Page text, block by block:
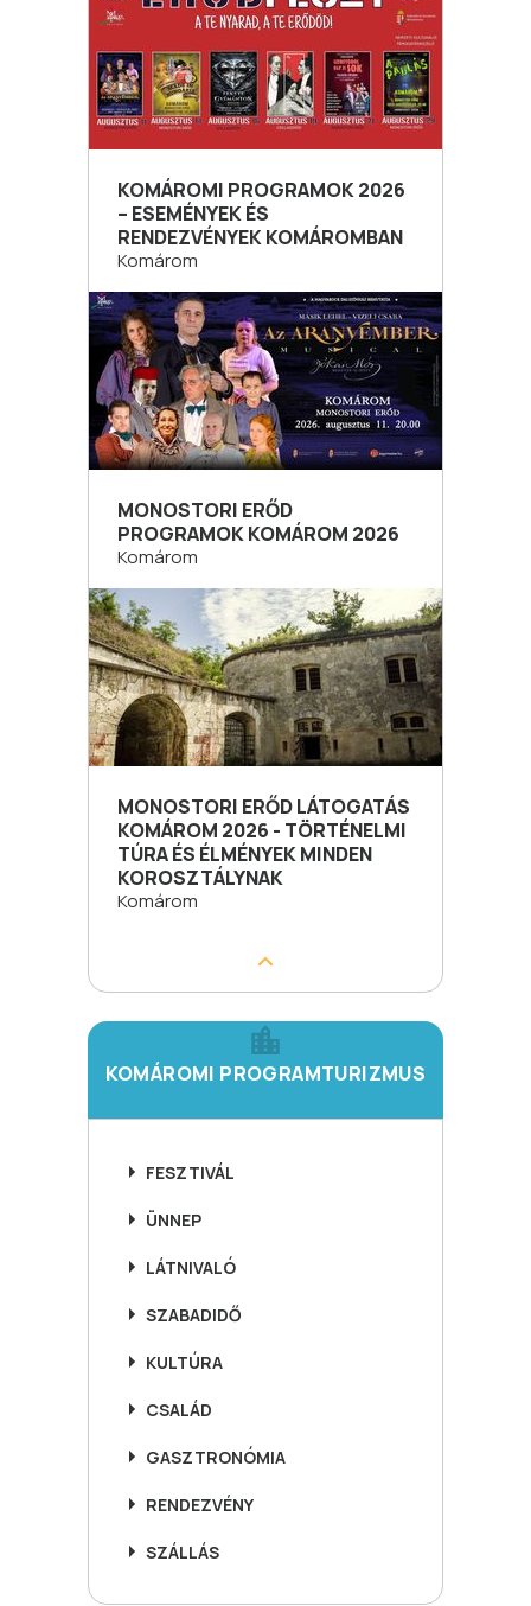
KOMÁROMI PROGRAMOK 2026
– ESEMÉNYEK ÉS
RENDEZVÉNYEK KOMÁROMBAN
Komárom
MONOSTORI ERŐD
PROGRAMOK KOMÁROM 2026
Komárom
MONOSTORI ERŐD LÁTOGATÁS
KOMÁROM 2026 - TÖRTÉNELMI
TÚRA ÉS ÉLMÉNYEK MINDEN
KOROSZTÁLYNAK
Komárom
KOMÁROMI PROGRAMTURIZMUS
FESZTIVÁL
ÜNNEP
LÁTNIVALÓ
SZABADIDŐ
KULTÚRA
CSALÁD
GASZTRONÓMIA
RENDEZVÉNY
SZÁLLÁS